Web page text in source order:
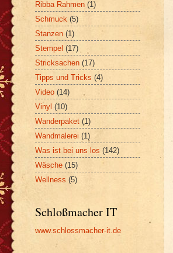
Ribba Rahmen (1)
Schmuck (5)
Stanzen (1)
Stempel (17)
Stricksachen (17)
Tipps und Tricks (4)
Video (14)
Vinyl (10)
Wanderpaket (1)
Wandmalerei (1)
Was ist bei uns los (142)
Wäsche (15)
Wellness (5)
Schloßmacher IT
www.schlossmacher-it.de